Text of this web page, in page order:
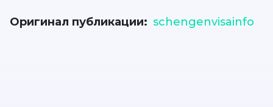
Оригинал публикации schengenvisainfo